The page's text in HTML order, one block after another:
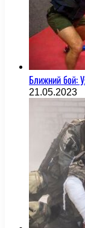
Ближний бой:
21.05.2023